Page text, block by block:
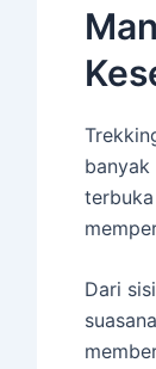
Dari